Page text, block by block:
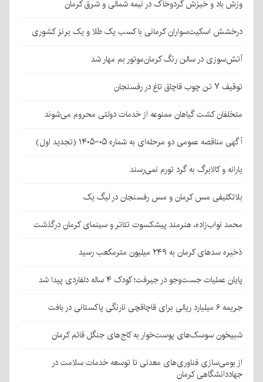
وزش باد و خیزش گردوخاک در نیمه شمالی و شرق کرمان
درخشش اسکیت‌سواران کرمانی با کسب یک طلا و یک برنز کشوری
آتش‌سوزی در سالن رنگ کرمان‌موتور بم مهار شد
توقیف ۷ تن چوب قاچاق تاغ در رفسنجان
متخلفان کشت گیاهان ممنوعه از خدمات دولتی محروم می‌شوند
آگهی مناقصه عمومی دو مرحله‌ای به شماره ۰۵-۱۴۰۵ (تجدید اول)
یارانه و کالابرگ به گرد تورم نمی‌رسند
بلاتکلیفی مس کرمان و مس رفسنجان در لیگ یک
محمد نواب‌زاده، هنرمند پیشکسوت تئاتر و سینمای کرمان درگذشت
ذخیره سدهای کرمان به ۲۴۹ میلیون مترمکعب رسید
پایان عملیات جست‌وجو در جیرفت؛ کودک ۴ ساله دلفاردی پیدا شد
جریمه ۶ میلیارد ریالی برای قاچاقچی نارنگی پاکستانی در بافت
شبیخون سوسک‌های پوست‌خوار به کاج‌های جنگل قائم کرمان
از بومی‌سازی فناوری‌های معدنی تا توسعه خدمات سلامت در
جهاددانشگاهی کرمان